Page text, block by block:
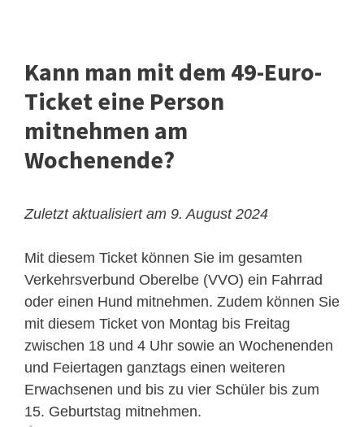
Kann man mit dem 49-Euro-
Ticket eine Person
mitnehmen am
Wochenende?
Zuletzt aktualisiert am 9. August 2024
Mit diesem Ticket können Sie im gesamten
Verkehrsverbund Oberelbe (VVO) ein Fahrrad
oder einen Hund mitnehmen. Zudem können Sie
mit diesem Ticket von Montag bis Freitag
zwischen 18 und 4 Uhr sowie an Wochenenden
und Feiertagen ganztags einen weiteren
Erwachsenen und bis zu vier Schüler bis zum
15. Geburtstag mitnehmen.